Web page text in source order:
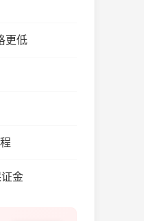
更低
证金